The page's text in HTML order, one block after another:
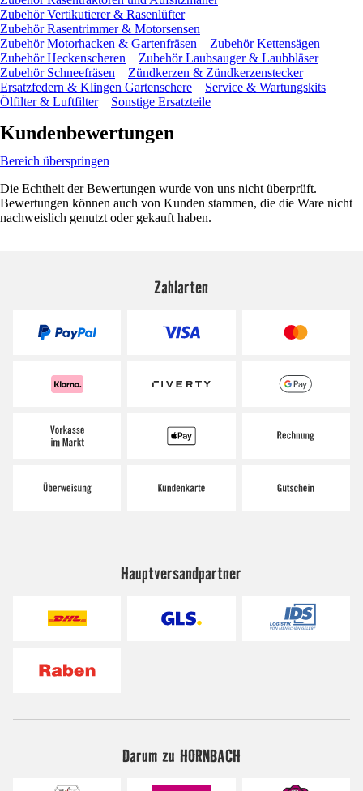
Zubehör Vertikutierer & Rasenlüfter
Zubehör Rasentrimmer & Motorsensen
Zubehör Motorhacken & Gartenfräsen
Zubehör Kettensägen
Zubehör Heckenscheren
Zubehör Laubsauger & Laubbläser
Zubehör Schneefräsen
Zündkerzen & Zündkerzenstecker
Ersatzfedern & Klingen Gartenschere
Service & Wartungskits
Ölfilter & Luftfilter
Sonstige Ersatzteile
Kundenbewertungen
Bereich überspringen
Die Echtheit der Bewertungen wurde von uns nicht überprüft.
Bewertungen können auch von Kunden stammen, die die Ware nicht
nachweislich genutzt oder gekauft haben.
Zahlarten
Hauptversandpartner
Darum zu HORNBACH